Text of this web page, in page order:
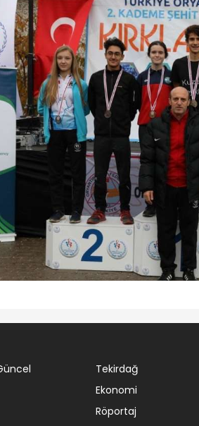
Tekirdağ
Ekonomi
Röportaj